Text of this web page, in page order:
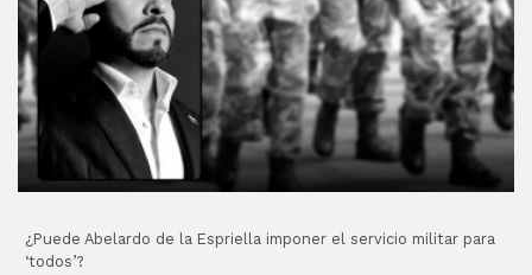
¿Puede Abelardo de la Espriella imponer el servicio militar para
‘todos’?